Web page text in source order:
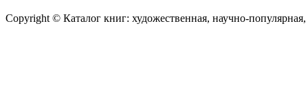
Copyright © Каталог книг: художественная, научно-